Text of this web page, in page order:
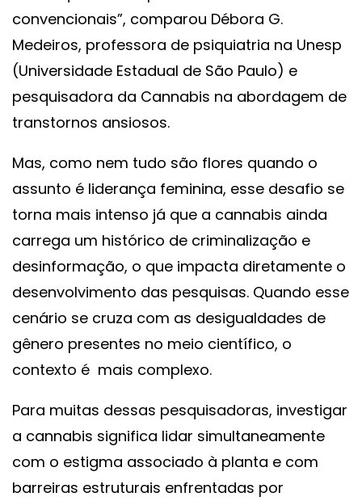
convencionais”, comparou Débora G.
Medeiros, professora de psiquiatria na Unesp
(Universidade Estadual de São Paulo) e
pesquisadora da Cannabis na abordagem de
transtornos ansiosos.
Mas, como nem tudo são flores quando o
assunto é liderança feminina, esse desafio se
torna mais intenso já que a cannabis ainda
carrega um histórico de criminalização e
desinformação, o que impacta diretamente o
desenvolvimento das pesquisas. Quando esse
cenário se cruza com as desigualdades de
gênero presentes no meio científico, o
contexto é mais complexo.
Para muitas dessas pesquisadoras, investigar
a cannabis significa lidar simultaneamente
com o estigma associado à planta e com
barreiras estruturais enfrentadas por